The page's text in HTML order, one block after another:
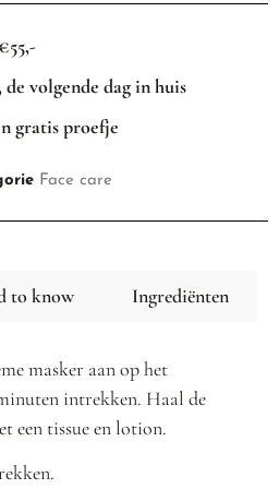
volgende dag in huis
gratis proefje
Face care
to know Ingrediënten
masker aan op het
intrekken. Haal de
een tissue en lotion.